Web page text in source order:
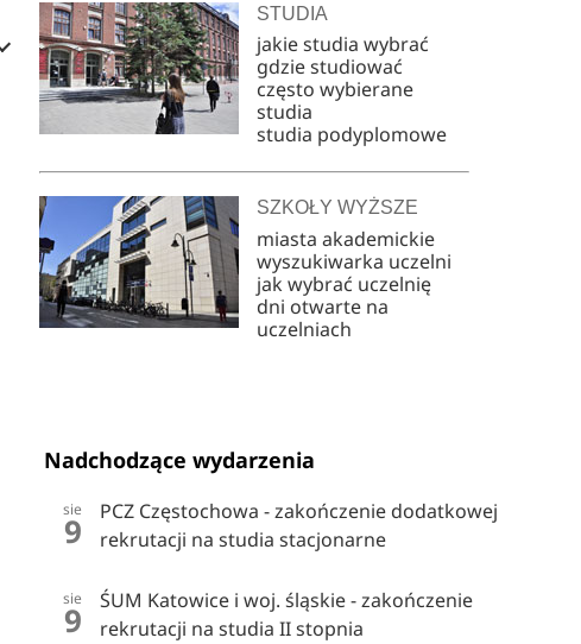
STUDIA
jakie studia wybrać
gdzie studiować
często wybierane
studia
studia podyplomowe
SZKOŁY WYŻSZE
miasta akademickie
wyszukiwarka uczelni
jak wybrać uczelnię
dni otwarte na
uczelniach
Nadchodzące wydarzenia
sie
9
PCZ Częstochowa - zakończenie dodatkowej
rekrutacji na studia stacjonarne
sie
9
ŚUM Katowice i woj. śląskie - zakończenie
rekrutacji na studia II stopnia